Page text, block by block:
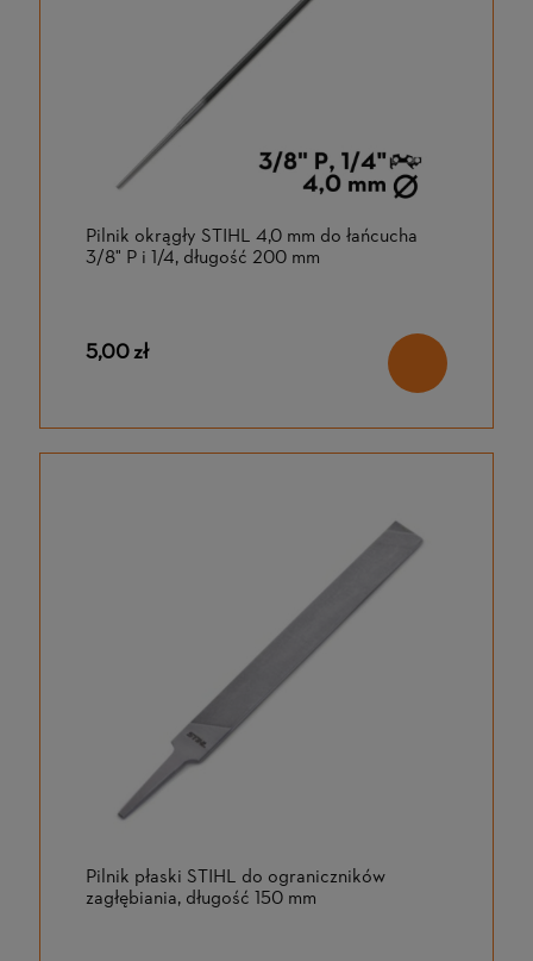
Pilnik okrągły STIHL 4,0 mm do łańcucha
3/8" P i 1/4, długość 200 mm
5,00 zł
Pilnik płaski STIHL do ograniczników
zagłębiania, długość 150 mm